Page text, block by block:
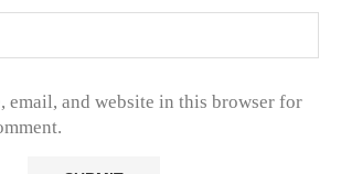
email, and website in this browser for